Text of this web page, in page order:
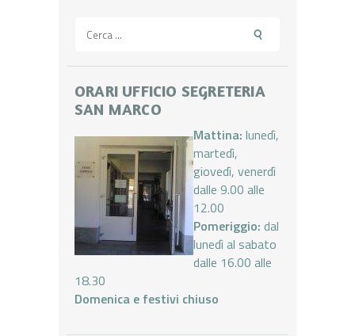
per:
ORARI UFFICIO SEGRETERIA
SAN MARCO
Mattina: lunedì,
martedì,
giovedì, venerdì
dalle 9.00 alle
12.00
Pomeriggio: dal
lunedì al sabato
dalle 16.00 alle
18.30
Domenica e festivi chiuso